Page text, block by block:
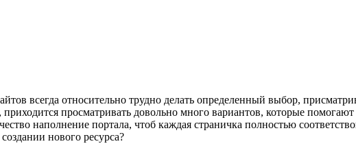
всегда относительно трудно делать определенный выбор,
просматривать довольно много вариантов, которые
наполнение портала, чтоб каждая страничка полностью
нового ресурса?